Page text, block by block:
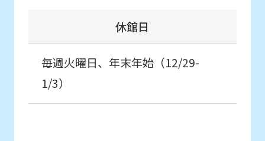
休館日
毎週火曜日、年末年始（12/29-
1/3）
may
differ
from
the
content.